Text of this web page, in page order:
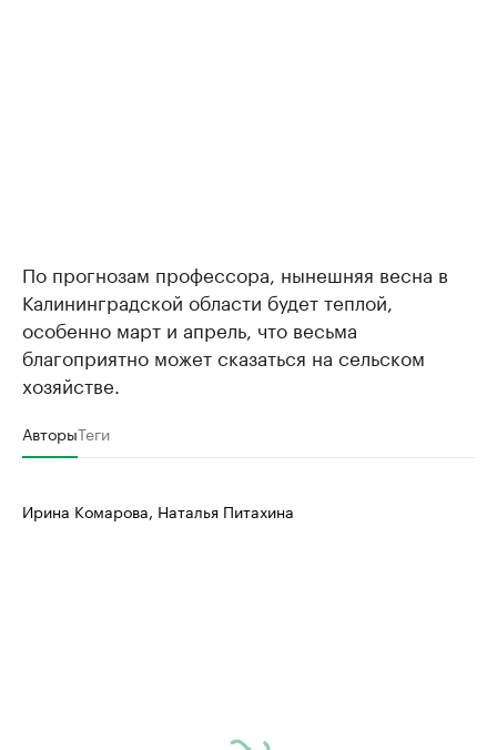
По прогнозам профессора, нынешняя весна в
Калининградской области будет теплой,
особенно март и апрель, что весьма
благоприятно может сказаться на сельском
хозяйстве.
АвторыТеги
Ирина Комарова, Наталья Питахина